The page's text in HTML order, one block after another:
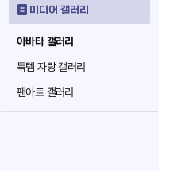
미디어 갤러리
아바타 갤러리
득템 자랑 갤러리
팬아트 갤러리